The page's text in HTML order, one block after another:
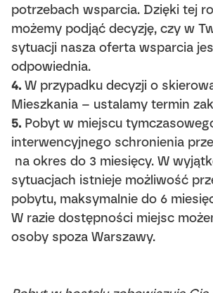
potrzebach wsparcia. Dzięki tej
możemy podjąć decyzję, czy w
sytuacji nasza oferta wsparcia
odpowiednia.
4. W przypadku decyzji o
Mieszkania – ustalamy termin
5. Pobyt w miejscu
interwencyjnego schronienia
na okres do 3 miesięcy. W
sytuacjach istnieje możliwość
pobytu, maksymalnie do 6
W razie dostępności miejsc
osoby spoza Warszawy.